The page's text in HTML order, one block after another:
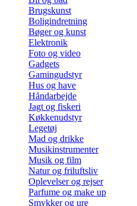
Brugskunst
Boligindretning
Bøger og kunst
Elektronik
Foto og video
Gadgets
Gamingudstyr
Hus og have
Håndarbejde
Jagt og fiskeri
Køkkenudstyr
Legetøj
Mad og drikke
Musikinstrumenter
Musik og film
Natur og friluftsliv
Oplevelser og rejser
Parfume og make up
Smykker og ure